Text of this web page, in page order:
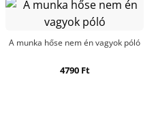
A munka hőse nem én vagyok póló
4790 Ft